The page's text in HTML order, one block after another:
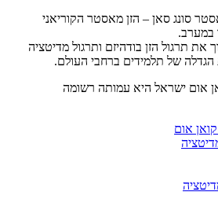
סונג סאן – הזן מאסטר הקוריאני
במערב.
תרגול הזן בודהיזם ותרגול מדיטציה
הגדלה של תלמידים ברחבי העולם.
אום ישראל היא עמותה רשומה
אום